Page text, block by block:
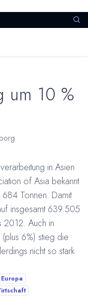
um 10 %
in Asien
of Asia bekannt
Tonnen. Damit
insgesamt 639.505
2012. Auch in
6%) stieg die
nicht so stark
Europa